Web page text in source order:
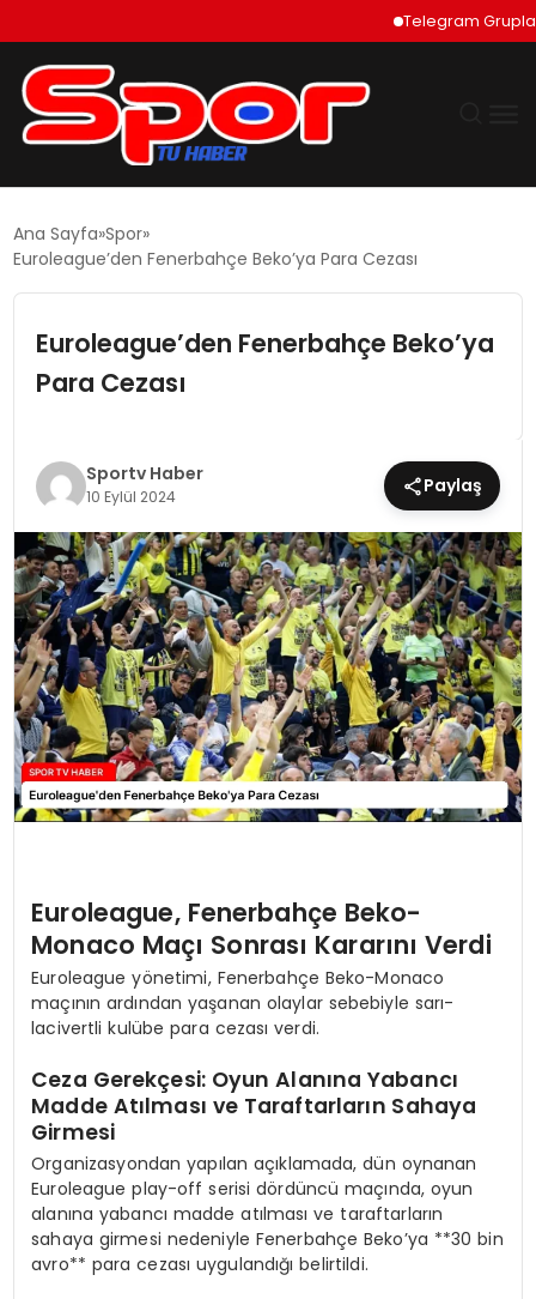
Telegram Grupları
EKONOMI
TEKNOLOJI
EĞITIM
MAGAZIN
SPOR
YAŞAM
Ana Sayfa Spor
Euroleague’den Fenerbahçe Beko’ya Para Cezası
Euroleague’den Fenerbahçe Beko’ya
Para Cezası
Sportv Haber
10 Eylül 2024 Paylaş
Euroleague, Fenerbahçe Beko-
Monaco Maçı Sonrası Kararını Verdi
Euroleague yönetimi, Fenerbahçe Beko-Monaco
maçının ardından yaşanan olaylar sebebiyle sarı-
lacivertli kulübe para cezası verdi.
Ceza Gerekçesi: Oyun Alanına Yabancı
Madde Atılması ve Taraftarların Sahaya
Girmesi
Organizasyondan yapılan açıklamada, dün oynanan
Euroleague play-off serisi dördüncü maçında, oyun
alanına yabancı madde atılması ve taraftarların
sahaya girmesi nedeniyle Fenerbahçe Beko’ya **30 bin
avro** para cezası uygulandığı belirtildi.